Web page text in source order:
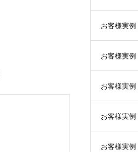
お客様実例
お客様実
お客様実
お客様実
お客様実